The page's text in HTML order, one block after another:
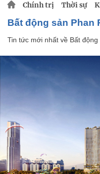
Chính trị Thời sự
Bất động sản Phan
Tin tức mới nhất về Bất động